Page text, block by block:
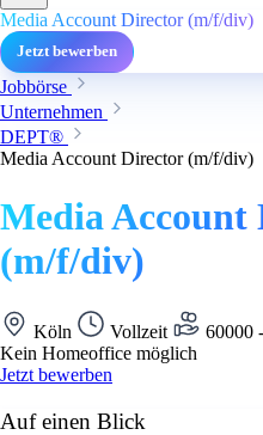
Media Account Director (m/f/div)
Jetzt bewerben
Jobbörse
Unternehmen
DEPT®
Media Account Director (m/f/div)
Media Account
(m/f/div)
Köln Vollzeit
60000
Kein Homeoffice möglich
Jetzt bewerben
Auf einen Blick